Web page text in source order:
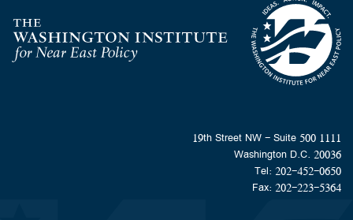
Homepage
1111 19th Street NW - Suite 500
Washington D.C. 20036
Tel: 202-452-0650
Fax: 202-223-5364